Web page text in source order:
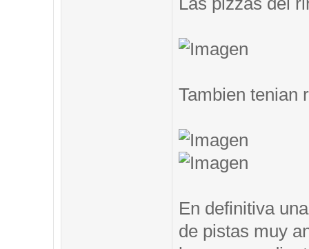
Tambien tenian
En definitiva
de pistas muy